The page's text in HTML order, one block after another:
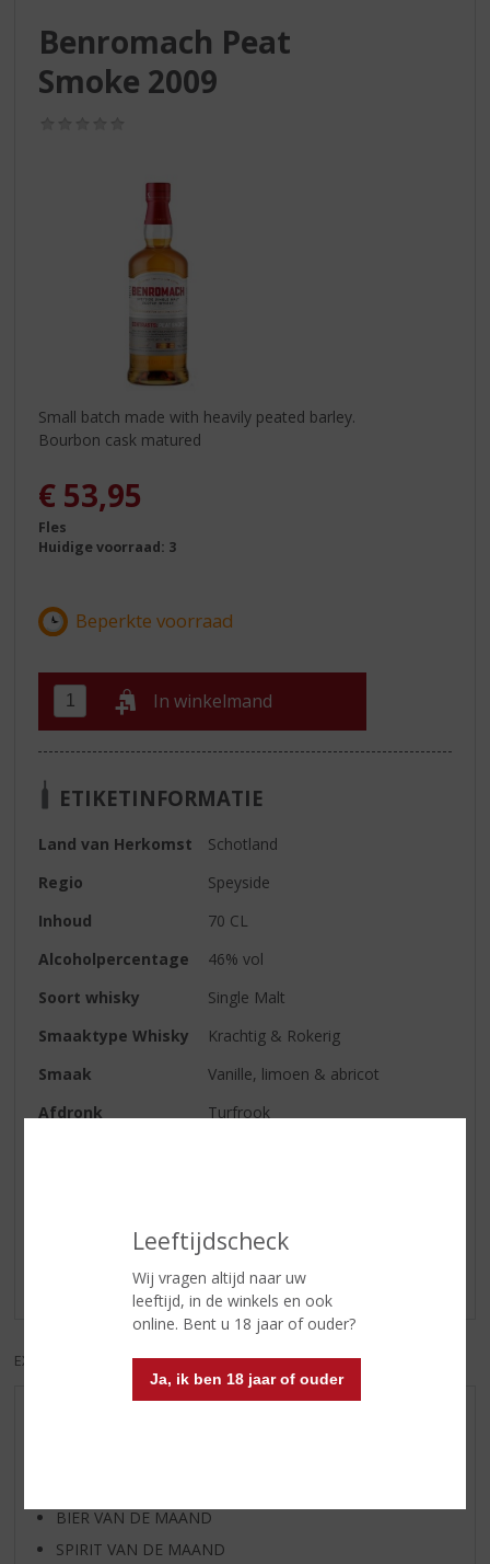
Leeftijdscheck
Wij vragen altijd naar uw
leeftijd, in de winkels en ook
online. Bent u 18 jaar of ouder?
Ja, ik ben 18 jaar of ouder
Benromach Peat
Smoke 2009
Small batch made with heavily peated barley.
Bourbon cask matured
€ 53,95
Fles
Huidige voorraad: 3
In winkelmand
ETIKETINFORMATIE
Land van Herkomst
Schotland
Regio
Speyside
Inhoud
70 CL
Alcoholpercentage
46% vol
Soort whisky
Single Malt
Smaaktype Whisky
Krachtig & Rokerig
Smaak
Vanille, limoen & abricot
Afdronk
Turfrook
Schrijf een review
Er zijn nog geen reviews geplaatst voor dit product
EXCL. BTW INCL. BTW
BIER VAN DE MAAND
SPIRIT VAN DE MAAND